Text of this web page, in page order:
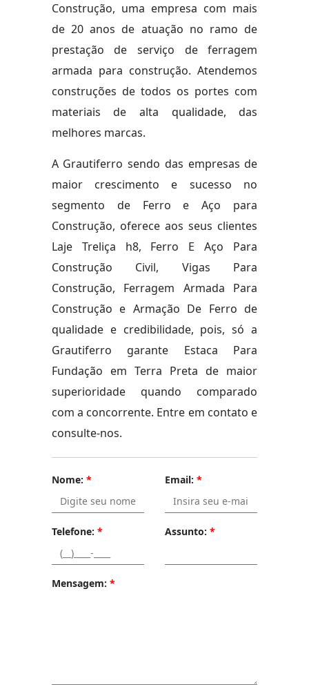
Construção, uma empresa com mais
de 20 anos de atuação no ramo de
prestação de serviço de ferragem
armada para construção. Atendemos
construções de todos os portes com
materiais de alta qualidade, das
melhores marcas.
A Grautiferro sendo das empresas de
maior crescimento e sucesso no
segmento de Ferro e Aço para
Construção, oferece aos seus clientes
Laje Treliça h8, Ferro E Aço Para
Construção Civil, Vigas Para
Construção, Ferragem Armada Para
Construção e Armação De Ferro de
qualidade e credibilidade, pois, só a
Grautiferro garante Estaca Para
Fundação em Terra Preta de maior
superioridade quando comparado
com a concorrente. Entre em contato e
consulte-nos.
Nome: * Email: *
Telefone: * Assunto: *
Mensagem: *